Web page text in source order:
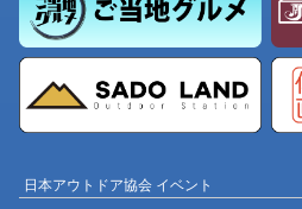
日本アウトドア協会 イベント